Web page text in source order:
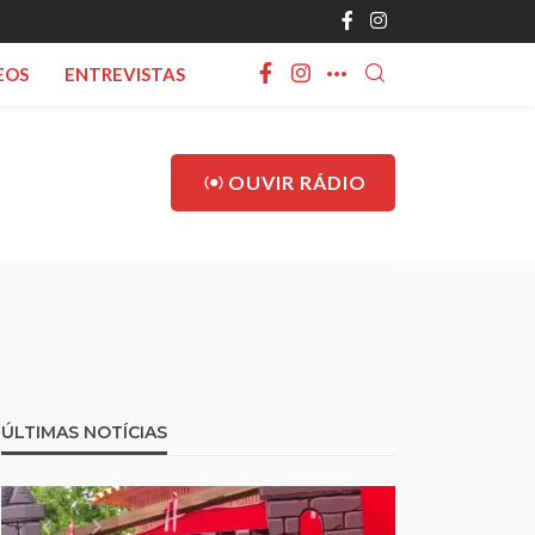
ENTREVISTAS
OUVIR RÁDIO
ÚLTIMAS NOTÍCIAS